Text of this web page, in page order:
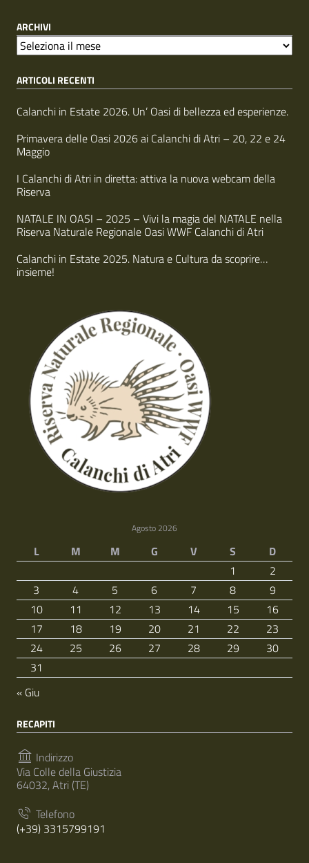
ARCHIVI
A
c
i
v
i
ARTICOLI RECENTI
Calanchi in Estate 2026. Un’ Oasi di bellezza ed esperienze.
Primavera delle Oasi 2026 ai Calanchi di Atri – 20, 22 e 24
Maggio
I Calanchi di Atri in diretta: attiva la nuova webcam della
Riserva
NATALE IN OASI – 2025 – Vivi la magia del NATALE nella
Riserva Naturale Regionale Oasi WWF Calanchi di Atri
Calanchi in Estate 2025. Natura e Cultura da scoprire…
insieme!
Agosto 2026
L M M G V S
D
1
2
3
4 5 6 7 8
9
10
11 12 13 14 15
16
17
18 19 20 21 22
23
24
25 26 27 28 29
30
31
« Giu
RECAPITI
Indirizzo
Via Colle della Giustizia
64032, Atri (TE)
Telefono
(+39) 3315799191